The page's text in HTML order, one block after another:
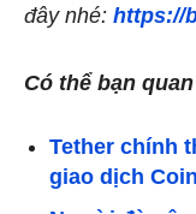
đây nhé: https://
Có thể bạn
Tether chính
giao dịch